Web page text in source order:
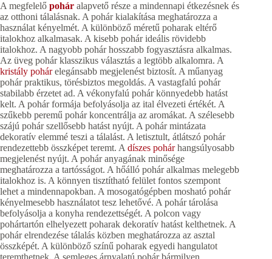
A megfelelő pohár alapvető része a mindennapi étkezésnek és
az otthoni tálalásnak. A pohár kialakítása meghatározza a
használat kényelmét. A különböző méretű poharak eltérő
italokhoz alkalmasak. A kisebb pohár ideális rövidebb
italokhoz. A nagyobb pohár hosszabb fogyasztásra alkalmas.
Az üveg pohár klasszikus választás a legtöbb alkalomra. A
kristály pohárelegánsabb megjelenést biztosít. A műanyag
pohár praktikus, törésbiztos megoldás. A vastagfalú pohár
stabilabb érzetet ad. A vékonyfalú pohár könnyedebb hatást
kelt. A pohár formája befolyásolja az ital élvezeti értékét. A
szűkebb peremű pohár koncentrálja az aromákat. A szélesebb
szájú pohár szellősebb hatást nyújt. A pohár mintázata
dekoratív elemmé teszi a tálalást. A letisztult, átlátszó pohár
rendezettebb összképet teremt. Adíszes pohárhangsúlyosabb
megjelenést nyújt. A pohár anyagának minősége
meghatározza a tartósságot. A hőálló pohár alkalmas melegebb
italokhoz is. A könnyen tisztítható felület fontos szempont
lehet a mindennapokban. A mosogatógépben mosható pohár
kényelmesebb használatot tesz lehetővé. A pohár tárolása
befolyásolja a konyha rendezettségét. A polcon vagy
pohártartón elhelyezett poharak dekoratív hatást kelthetnek. A
pohár elrendezése tálalás közben meghatározza az asztal
összképét. A különböző színű poharak egyedi hangulatot